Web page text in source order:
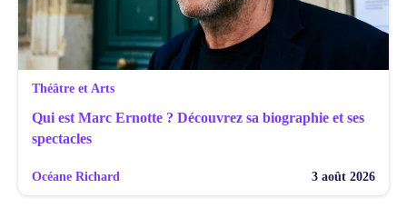
Théâtre et Arts
Qui est Marc Ernotte ? Découvrez sa biographie et ses
spectacles
Océane Richard 3 août 2026